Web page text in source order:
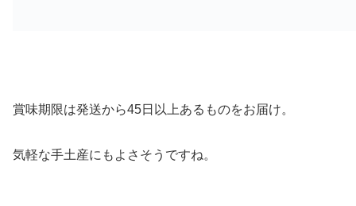
賞味期限は発送から45日以上あるものをお届け。
気軽な手土産にもよさそうですね。